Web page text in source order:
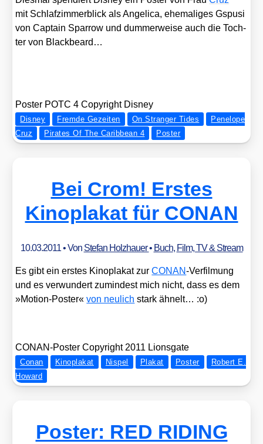
mit Schlaf­zim­mer­blick als Ange­li­ca, ehe­ma­li­ges Gspu­si
von Cap­tain Spar­row und dum­mer­wei­se auch die Toch­
ter von Black­be­ard…
Pos­ter POTC 4 Copy­right Dis­ney
Disney Fremde Gezeiten On Stranger Tides
Penelope
Cruz
Pirates Of The Caribbean 4 Poster
Bei Crom! Erstes
Kinoplakat für CONAN
10.03.2011• Von Stefan Holzhauer• Buch, Film, TV & Stream
Es gibt ein ers­tes Kino­pla­kat zurCONAN-Ver­fil­mung
und es ver­wun­dert zumin­dest mich nicht, dass es dem
»Moti­on-Pos­ter«von neu­lich stark ähnelt… :o)
CONAN-Pos­ter Copy­right 2011 Lions­gate
Conan Kinoplakat Nispel Plakat Poster
Robert E.
Howard
Poster: RED RIDING